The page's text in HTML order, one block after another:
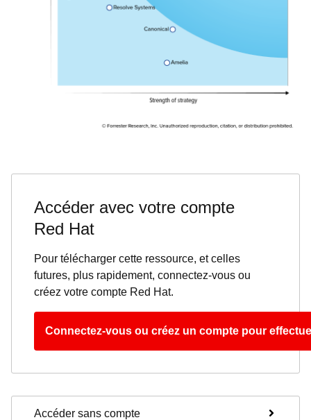
Accéder avec votre compte
Red Hat
Pour télécharger cette ressource, et celles
futures, plus rapidement, connectez-vous ou
créez votre compte Red Hat.
Connectez-vous ou créez un compte pour
Accéder sans compte